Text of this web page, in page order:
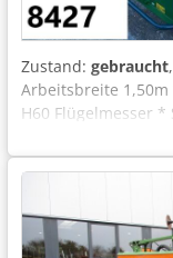
Zustand: gebraucht
Arbeitsbreite
H60 Flügelmesser
Bodenentleerung
Fahrzeugnummer:
schreiben Sie uns